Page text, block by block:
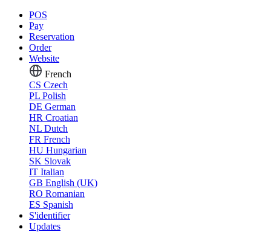
POS
Pay
Reservation
Order
Website
French
CS Czech
PL Polish
DE German
HR Croatian
NL Dutch
FR French
HU Hungarian
SK Slovak
IT Italian
GB English (UK)
RO Romanian
ES Spanish
S'identifier
Updates